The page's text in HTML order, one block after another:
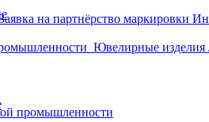
промышленности
на партнёрство маркировки
Ювелирные изделия